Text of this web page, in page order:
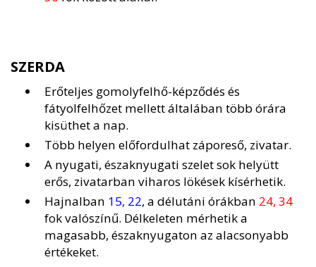
SZERDA
Erőteljes gomolyfelhő-képződés és
fátyolfelhőzet mellett általában több órára
kisüthet a nap.
Több helyen előfordulhat záporeső, zivatar.
A nyugati, északnyugati szelet sok helyütt
erős, zivatarban viharos lökések kísérhetik.
Hajnalban 15, 22, a délutáni órákban 24, 34
fok valószínű. Délkeleten mérhetik a
magasabb, északnyugaton az alacsonyabb
értékeket.